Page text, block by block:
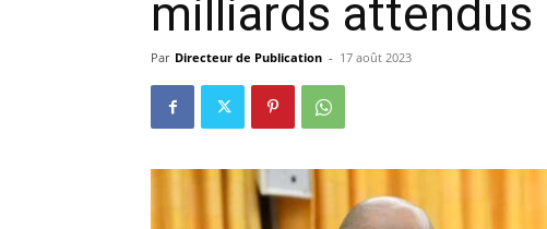
précision
milliards attendus
Par Directeur de Publication - 17 août 2023